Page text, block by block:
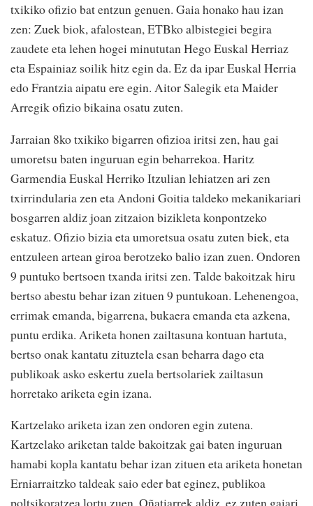
txikiko ofizio bat entzun genuen. Gaia honako hau izan
zen: Zuek biok, afalostean, ETBko albistegiei begira
zaudete eta lehen hogei minututan Hego Euskal Herriaz
eta Espainiaz soilik hitz egin da. Ez da ipar Euskal Herria
edo Frantzia aipatu ere egin. Aitor Salegik eta Maider
Arregik ofizio bikaina osatu zuten.
Jarraian 8ko txikiko bigarren ofizioa iritsi zen, hau gai
umoretsu baten inguruan egin beharrekoa. Haritz
Garmendia Euskal Herriko Itzulian lehiatzen ari zen
txirrindularia zen eta Andoni Goitia taldeko mekanikariari
bosgarren aldiz joan zitzaion bizikleta konpontzeko
eskatuz. Ofizio bizia eta umoretsua osatu zuten biek, eta
entzuleen artean giroa berotzeko balio izan zuen. Ondoren
9 puntuko bertsoen txanda iritsi zen. Talde bakoitzak hiru
bertso abestu behar izan zituen 9 puntukoan. Lehenengoa,
errimak emanda, bigarrena, bukaera emanda eta azkena,
puntu erdika. Ariketa honen zailtasuna kontuan hartuta,
bertso onak kantatu zituztela esan beharra dago eta
publikoak asko eskertu zuela bertsolariek zailtasun
horretako ariketa egin izana.
Kartzelako ariketa izan zen ondoren egin zutena.
Kartzelako ariketan talde bakoitzak gai baten inguruan
hamabi kopla kantatu behar izan zituen eta ariketa honetan
Erniarraitzko taldeak saio eder bat eginez, publikoa